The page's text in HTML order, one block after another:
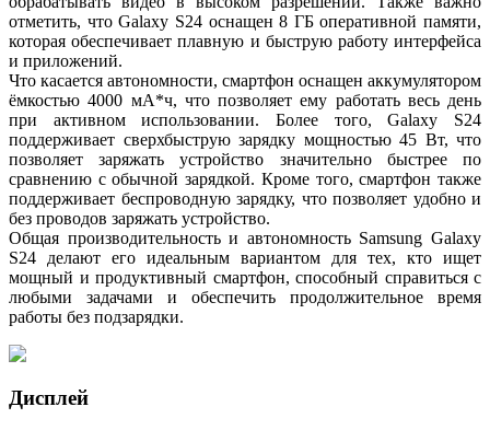
отметить, что Galaxy S24 оснащен 8 ГБ оперативной памяти,
которая обеспечивает плавную и быструю работу интерфейса
и приложений.
Что касается автономности, смартфон оснащен аккумулятором
ёмкостью 4000 мА*ч, что позволяет ему работать весь день
при активном использовании. Более того, Galaxy S24
поддерживает сверхбыструю зарядку мощностью 45 Вт, что
позволяет заряжать устройство значительно быстрее по
сравнению с обычной зарядкой. Кроме того, смартфон также
поддерживает беспроводную зарядку, что позволяет удобно и
без проводов заряжать устройство.
Общая производительность и автономность Samsung Galaxy
S24 делают его идеальным вариантом для тех, кто ищет
мощный и продуктивный смартфон, способный справиться с
любыми задачами и обеспечить продолжительное время
работы без подзарядки.
Дисплей